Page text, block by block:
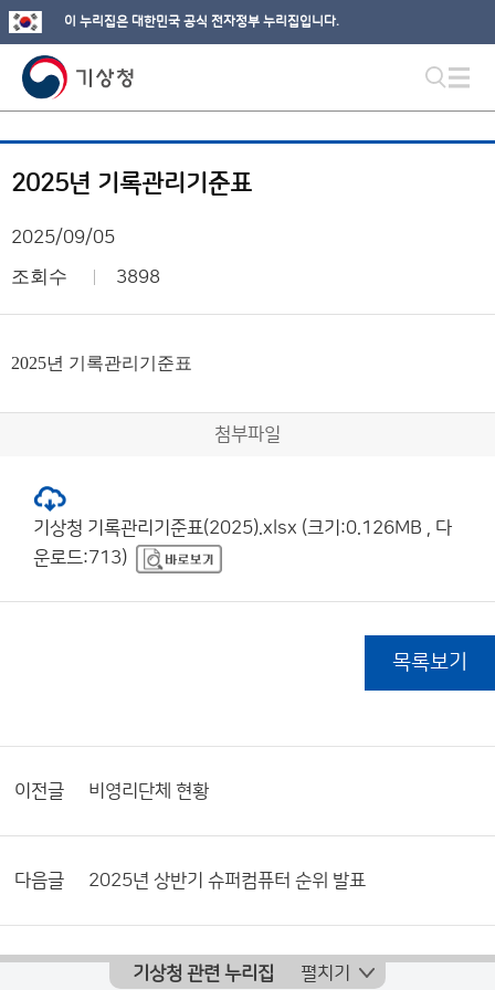
이 누리집은 대한민국 공식 전자정부 누리집입니다.
2025년 기록관리기준표
2025/09/05
조회수 3898
2025년 기록관리기준표
첨부파일
기상청 기록관리기준표(2025).xlsx (크기:0.126MB , 다
운로드:713)
목록보기
이전글 비영리단체 현황
다음글 2025년 상반기 슈퍼컴퓨터 순위 발표
기상청 관련 누리집 펼치기